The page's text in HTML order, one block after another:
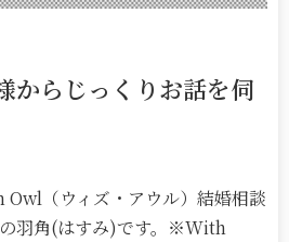
からじっくりお話を伺
（ウィズ・アウル）結婚相談
羽角(はすみ)です。※With